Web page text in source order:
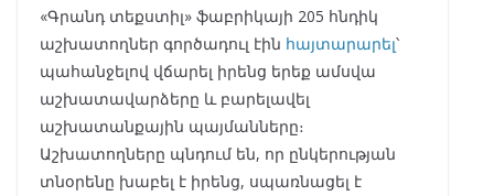
«Գրանդ տեքստիլ» ֆաբրիկայի 205 հնդիկ
աշխատողներ գործադուլ էին հայտարարել՝
պահանջելով վճարել իրենց երեք ամսվա
աշխատավարձերը և բարելավել
աշխատանքային պայմանները։
Աշխատողները պնդում են, որ ընկերության
տնօրենը խաբել է իրենց, սպառնացել է